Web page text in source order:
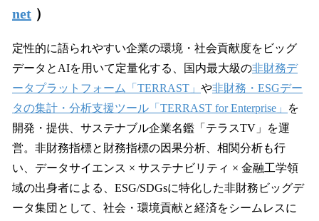
net ）
定性的に語られやすい企業の環境・社会貢献度をビッグ
データとAIを用いて定量化する、国内最大級の非財務デ
ータプラットフォーム「TERRAST」 や非財務・ESGデー
タの集計・分析支援ツール「TERRAST for Enterprise」
を
開発・提供、サステナブル企業名鑑「テラスTV」を運
営。非財務指標と財務指標の因果分析、相関分析も行
い、データサイエンス × サステナビリティ × 金融工学領
域の出身者による、ESG/SDGsに特化した非財務ビッグデ
ータ集団として、社会・環境貢献と経済をシームレスに